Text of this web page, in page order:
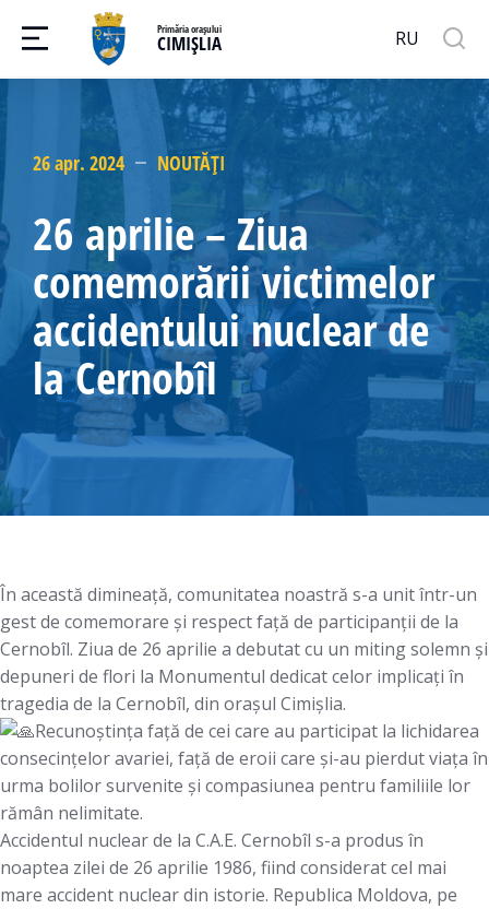
Primăria orașului
CIMIȘLIA RU
26 apr. 2024 NOUTĂȚI
26 aprilie – Ziua
comemorării victimelor
accidentului nuclear de
la Cernobîl
În această dimineață, comunitatea noastră s-a unit într-un
gest de comemorare și respect față de participanții de la
Cernobîl. Ziua de 26 aprilie a debutat cu un miting solemn și
depuneri de flori la Monumentul dedicat celor implicați în
tragedia de la Cernobîl, din orașul Cimișlia.
Recunoștința față de cei care au participat la lichidarea
consecințelor avariei, față de eroii care și-au pierdut viața în
urma bolilor survenite și compasiunea pentru familiile lor
rămân nelimitate.
Accidentul nuclear de la C.A.E. Cernobîl s-a produs în
noaptea zilei de 26 aprilie 1986, fiind considerat cel mai
mare accident nuclear din istorie. Republica Moldova, pe